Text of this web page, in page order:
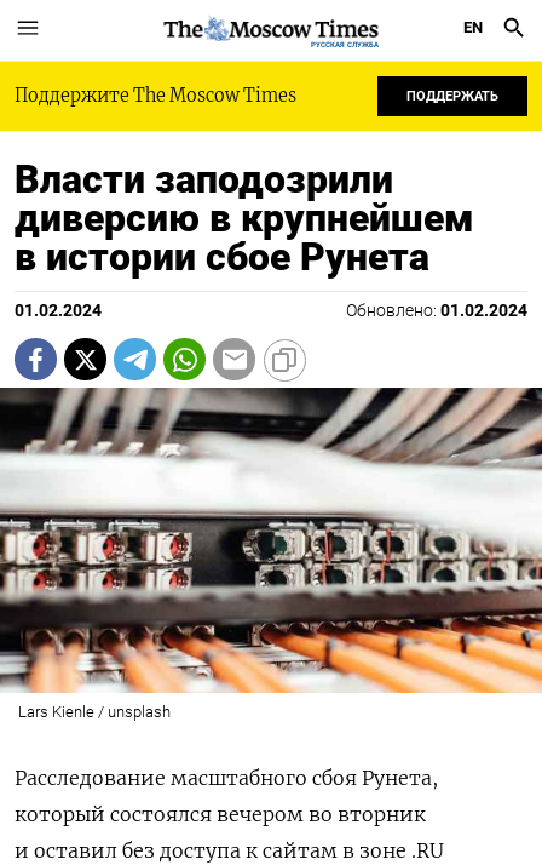
РУССКАЯ СЛУЖБА
EN
Поддержите The Moscow Times ПОДДЕРЖАТЬ
Власти заподозрили
диверсию в крупнейшем
в истории сбое Рунета
01.02.2024 Обновлено: 01.02.2024
Lars Kienle / unsplash
Расследование масштабного сбоя Рунета,
который состоялся вечером во вторник
и оставил без доступа к сайтам в зоне .RU